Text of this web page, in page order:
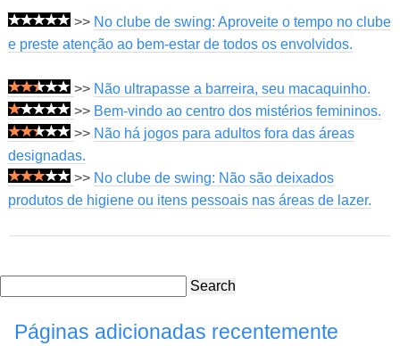
>> No clube de swing: Aproveite o tempo no clube
e preste atenção ao bem-estar de todos os envolvidos.
>> Não ultrapasse a barreira, seu macaquinho.
>> Bem-vindo ao centro dos mistérios femininos.
>> Não há jogos para adultos fora das áreas
designadas.
>> No clube de swing: Não são deixados
produtos de higiene ou itens pessoais nas áreas de lazer.
Search
Páginas adicionadas recentemente